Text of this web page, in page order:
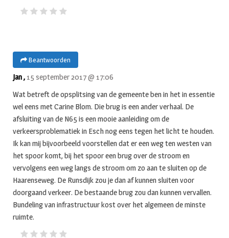
Beantwoorden
Jan , 15 september 2017 @ 17:06
Wat betreft de opsplitsing van de gemeente ben in het in essentie
wel eens met Carine Blom. Die brug is een ander verhaal. De
afsluiting van de N65 is een mooie aanleiding om de
verkeersproblematiek in Esch nog eens tegen het licht te houden.
Ik kan mij bijvoorbeeld voorstellen dat er een weg ten westen van
het spoor komt, bij het spoor een brug over de stroom en
vervolgens een weg langs de stroom om zo aan te sluiten op de
Haarenseweg. De Runsdijk zou je dan af kunnen sluiten voor
doorgaand verkeer. De bestaande brug zou dan kunnen vervallen.
Bundeling van infrastructuur kost over het algemeen de minste
ruimte.